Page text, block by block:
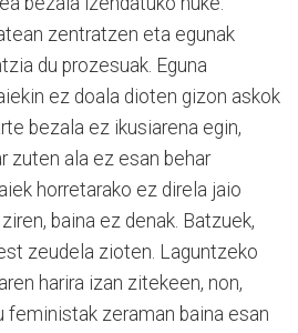
zentratzen eta egunak
du prozesuak. Eguna
ez doala dioten gizon askok
bezala ez ikusiarena egin,
zuten ala ez esan behar
horretarako ez direla jaio
baina ez denak. Batzuek,
zeudela zioten. Laguntzeko
harira izan zitekeen, non,
feministak zeraman baina esan